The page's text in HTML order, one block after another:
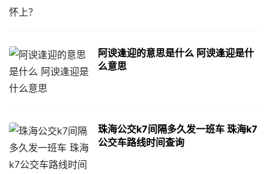
阿谀逢迎的意思是什么 阿谀逢迎是什
么意思
珠海公交k7间隔多久发一班车 珠海k7
公交车路线时间查询